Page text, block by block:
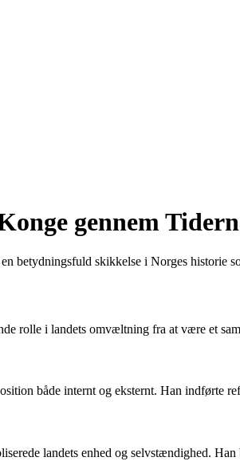
gennem
betydningsfuld skikkelse i Norges historie
rolle i landets omvæltning fra at være et
både internt og eksternt. Han indførte
landets enhed og selvstændighed.